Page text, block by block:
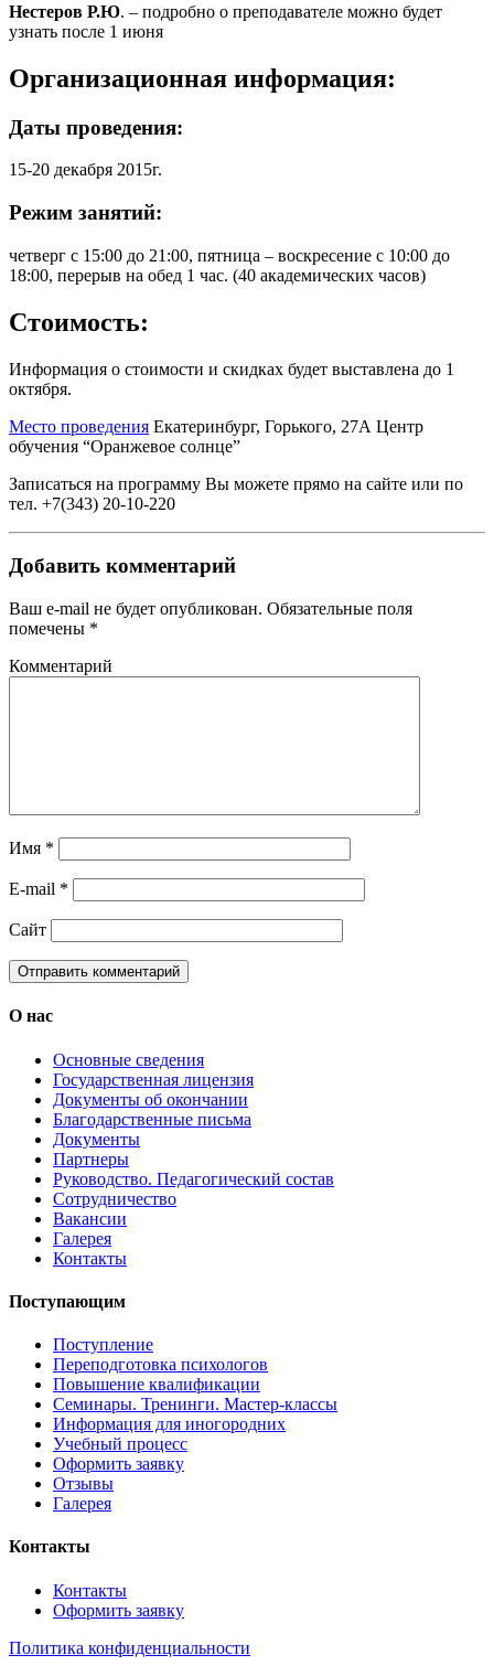
Нестеров Р.Ю. – подробно о преподавателе можно будет
узнать после 1 июня
Организационная информация:
Даты проведения:
15-20 декабря 2015г.
Режим занятий:
четверг с 15:00 до 21:00, пятница – воскресение с 10:00 до
18:00, перерыв на обед 1 час. (40 академических часов)
Стоимость:
Информация о стоимости и скидках будет выставлена до 1
октября.
Место проведения Екатеринбург, Горького, 27А Центр
обучения “Оранжевое солнце”
Записаться на программу Вы можете прямо на сайте или по
тел. +7(343) 20-10-220
Добавить комментарий
Ваш e-mail не будет опубликован. Обязательные поля
помечены *
Комментарий
Имя *
E-mail *
Сайт
О нас
Основные сведения
Государственная лицензия
Документы об окончании
Благодарственные письма
Документы
Партнеры
Руководство. Педагогический состав
Сотрудничество
Вакансии
Галерея
Контакты
Поступающим
Поступление
Переподготовка психологов
Повышение квалификации
Семинары. Тренинги. Мастер-классы
Информация для иногородних
Учебный процесс
Оформить заявку
Отзывы
Галерея
Контакты
Контакты
Оформить заявку
Политика конфиденциальности